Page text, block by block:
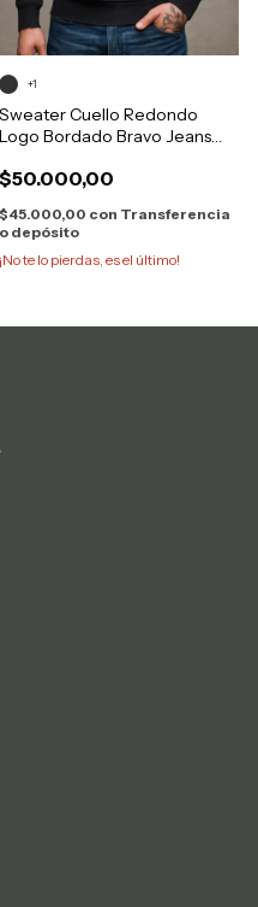
Sweater Cuello Redondo
Logo Bordado Bravo Jeans
$50.000,00
$45.000,00 con Transferencia
o depósito
¡No te lo pierdas, es el último!
+1